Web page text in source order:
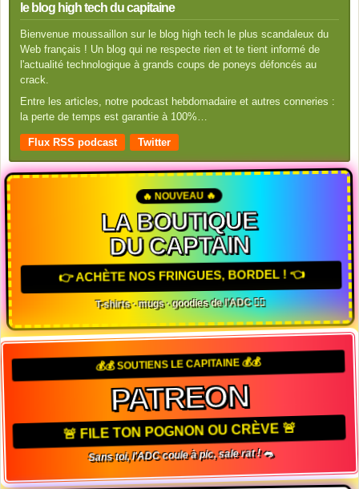
le blog high tech du capitaine
Bienvenue moussaillon sur le blog high tech le plus scandaleux du
Web français ! Un blog qui ne respecte rien et te tient informé de
l'actualité technologique à grands coups de poneys défoncés au
crack.
Entre les articles, notre podcast hebdomadaire et autres conneries :
la perte de temps est garantie à 100%…
Flux RSS podcast Twitter
🔥 NOUVEAU 🔥
LA BOUTIQUE
DU CAPTAIN
👉 ACHÈTE NOS FRINGUES, BORDEL ! 👈
T-shirts · mugs · goodies de l'ADC 🏴‍☠️
💰💰 SOUTIENS LE CAPITAINE 💰💰
PATREON
🚨 FILE TON POGNON OU CRÈVE 🚨
Sans toi, l'ADC coule à pic, sale rat ! 🐀